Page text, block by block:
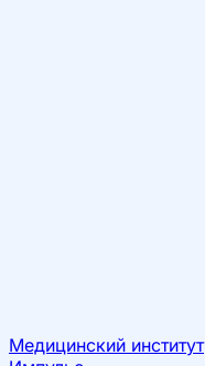
Медицинский институт